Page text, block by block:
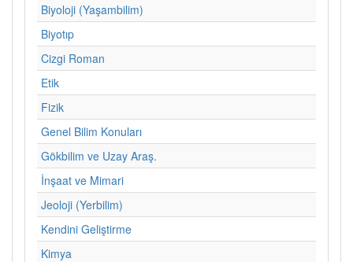
Biyoloji (Yaşambilim)
Biyotıp
Cizgi Roman
Etik
Fizik
Genel Bilim Konuları
Gökbilim ve Uzay Araş.
İnşaat ve Mimari
Jeoloji (Yerbilim)
Kendini Geliştirme
Kimya